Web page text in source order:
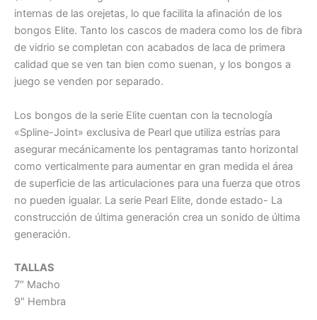
internas de las orejetas, lo que facilita la afinación de los
bongos Elite. Tanto los cascos de madera como los de fibra
de vidrio se completan con acabados de laca de primera
calidad que se ven tan bien como suenan, y los bongos a
juego se venden por separado.
Los bongos de la serie Elite cuentan con la tecnología
«Spline-Joint» exclusiva de Pearl que utiliza estrías para
asegurar mecánicamente los pentagramas tanto horizontal
como verticalmente para aumentar en gran medida el área
de superficie de las articulaciones para una fuerza que otros
no pueden igualar. La serie Pearl Elite, donde estado- La
construcción de última generación crea un sonido de última
generación.
TALLAS
7″ Macho
9″ Hembra